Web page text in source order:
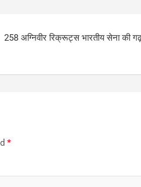
258 अग्निवीर रिक्रूट्स भारतीय सेना की
*